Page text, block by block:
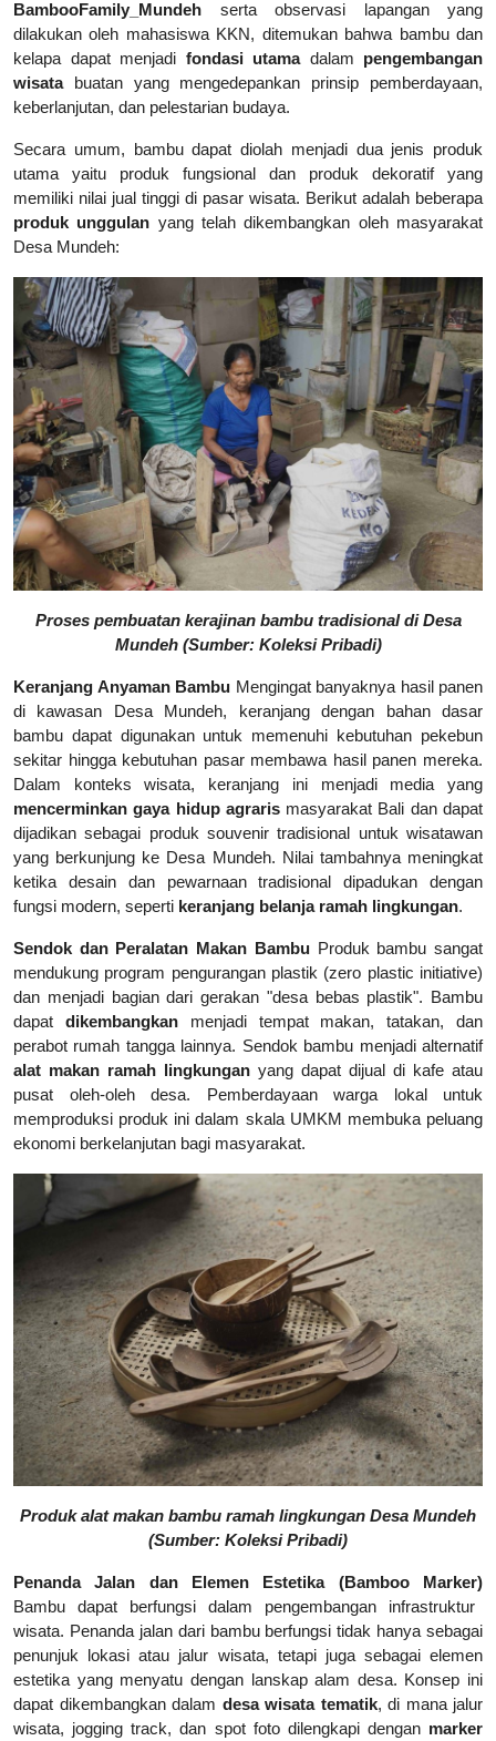
BambooFamily_Mundeh serta observasi lapangan yang
dilakukan oleh mahasiswa KKN, ditemukan bahwa bambu dan
kelapa dapat menjadi fondasi utama dalam pengembangan
wisatabuatan yang mengedepankan prinsip pemberdayaan,
keberlanjutan, dan pelestarian budaya.
Secara umum, bambu dapat diolah menjadi dua jenis produk
utama yaitu produk fungsional dan produk dekoratif yang
memiliki nilai jual tinggi di pasar wisata. Berikut adalah beberapa
produk unggulan yang telah dikembangkan oleh masyarakat
Desa Mundeh:
Proses pembuatan kerajinan bambu tradisional di Desa
Mundeh (Sumber: Koleksi Pribadi)
Keranjang Anyaman Bambu Mengingat banyaknya hasil panen
di kawasan Desa Mundeh, keranjang dengan bahan dasar
bambu dapat digunakan untuk memenuhi kebutuhan pekebun
sekitar hingga kebutuhan pasar membawa hasil panen mereka.
Dalam konteks wisata, keranjang ini menjadi media yang
mencerminkan gaya hidup agrarismasyarakat Bali dan dapat
dijadikan sebagai produk souvenir tradisional untuk wisatawan
yang berkunjung ke Desa Mundeh. Nilai tambahnya meningkat
ketika desain dan pewarnaan tradisional dipadukan dengan
fungsi modern, seperti keranjang belanja ramah lingkungan.
Sendok dan Peralatan Makan BambuProduk bambu sangat
mendukung program pengurangan plastik (zero plastic initiative)
dan menjadi bagian dari gerakan "desa bebas plastik". Bambu
dapat dikembangkanmenjadi tempat makan, tatakan, dan
perabot rumah tangga lainnya. Sendok bambu menjadi alternatif
alat makan ramah lingkungan yang dapat dijual di kafe atau
pusat oleh-oleh desa. Pemberdayaan warga lokal untuk
memproduksi produk ini dalam skala UMKM membuka peluang
ekonomi berkelanjutan bagi masyarakat.
Produk alat makan bambu ramah lingkungan Desa Mundeh
(Sumber: Koleksi Pribadi)
Penanda Jalan dan Elemen Estetika (Bamboo Marker)
Bambu dapat berfungsi dalam pengembangan infrastruktur
wisata. Penanda jalan dari bambu berfungsi tidak hanya sebagai
penunjuk lokasi atau jalur wisata, tetapi juga sebagai elemen
estetika yang menyatu dengan lanskap alam desa. Konsep ini
dapat dikembangkan dalam desa wisata tematik, di mana jalur
wisata, jogging track, dan spot foto dilengkapi dengan marker